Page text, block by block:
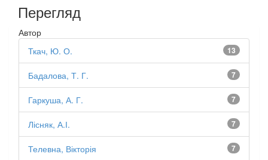
Перегляд
Автор
13
Ткач, Ю. О.
7
Бадалова, Т. Г.
7
Гаркуша, А. Г.
7
Лісняк, А.І.
7
Телевна, Вікторія